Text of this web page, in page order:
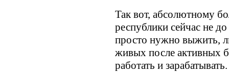
Так вот, абсолютному
республики сейчас не
просто нужно выжить,
живых после активных
работать и зарабатывать.